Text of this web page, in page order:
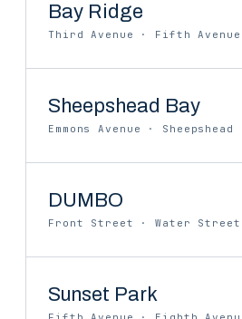
Bay Ridge
Third Avenue · Fifth Avenue
Sheepshead Bay
Emmons Avenue · Sheepshead
DUMBO
Front Street · Water Street
Sunset Park